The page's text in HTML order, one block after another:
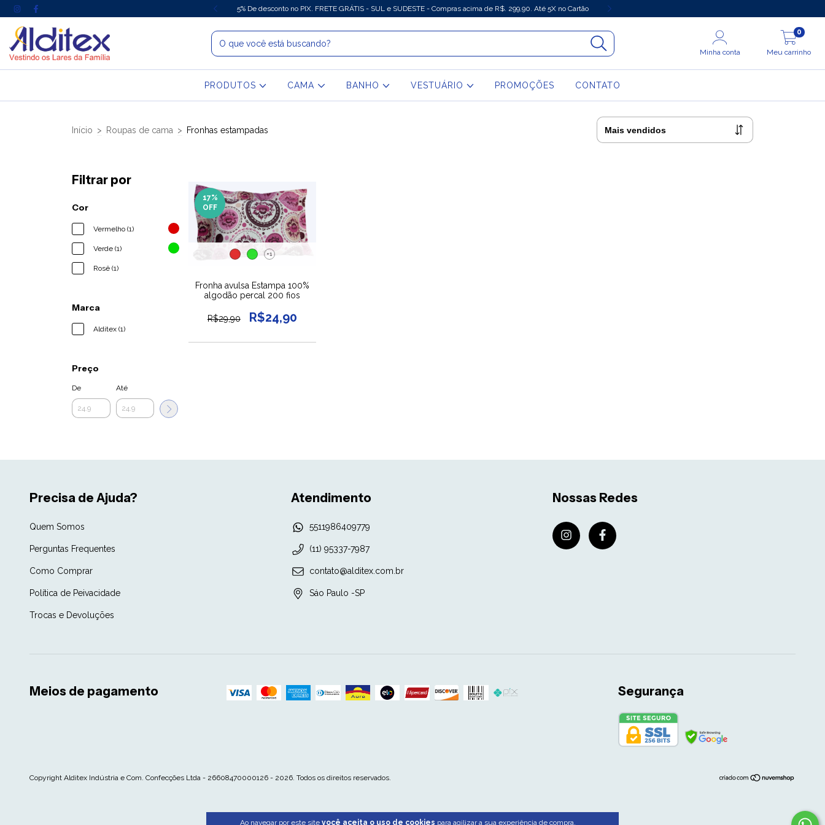
com valor de R$ 140,00 5% De desconto no PIX. FRETE GRÁTIS - SUL e SUDESTE - Compras acima de R$. 299,90. Até 5X no Cartão
Minha conta Meu carrinho
0
PRODUTOS CAMA BANHO VESTUÁRIO PROMOÇÕES CONTATO
Ao navegar por este site você aceita o uso de cookies para agilizar a sua experiência de compra.
Início > Roupas de cama > Fronhas estampadas
Filtrar por
Cor
Vermelho (1)
Verde (1)
Rosê (1)
Marca
Alditex (1)
Preço
De Até
17%
OFF
+1
Fronha avulsa Estampa 100%
algodão percal 200 fios
R$29,90 R$24,90
Precisa de Ajuda?
Quem Somos
Perguntas Frequentes
Como Comprar
Política de Peivacidade
Trocas e Devoluções
Atendimento
5511986409779
(11) 95337-7987
contato@alditex.com.br
Sáo Paulo -SP
Nossas Redes
Meios de pagamento Segurança
Copyright Alditex Indústria e Com. Confecções Ltda - 26608470000126 - 2026. Todos os direitos reservados.